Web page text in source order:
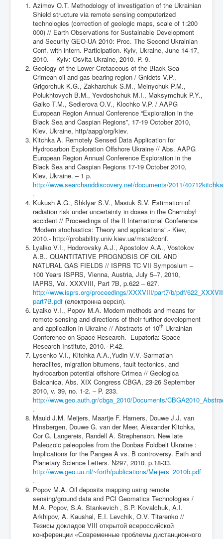
Azimov O.T. Methodology of investigation of the Ukrainian
Shield structure via remote sensing computerized
technologies (correction of geologic maps, scale of 1:200
000) // Earth Observations for Sustainable Development
and Security GEO-UA 2010: Proc. The Second Ukrainian
Conf. with intern. Participation. Kyiv, Ukraine, June 14-17,
2010. – Kyiv: Osvita Ukraine, 2010. P. 9.
Geology of the Lower Cretaceous of the Black Sea-
Crimean oil and gas bearing region / Gnidets V.P.,
Grigorchuk K.G., Zakharchuk S.M., Melnychuk P.M.,
Polukhtovych B.M., Yevdoshchuk M.I., Maksymchuk P.Y.,
Galko T.M., Sedlerova O.V., Klochko V.P. / AAPG
European Region Annual Conference “Exploration in the
Black Sea and Caspian Regions”, 17-19 October 2010,
Kiev, Ukraine, http/aapg/org/kiev.
Kitchka A. Remotely Sensed Data Application for
Hydrocarbon Exploration Offshore Ukraine // Abs. AAPG
European Region Annual Conference Exploration in the
Black Sea and Caspian Regions 17-19 October 2010,
Kiev, Ukraine. – 1 p.
http://www.searchanddiscovery.net/documents/2011/
.
Kukush A.G., Shklyar S.V., Masiuk S.V. Estimation of
radiation risk under uncertainty in doses in the Chernobyl
accident // Proceedings of the II International Conference
“Modern stochastics: Theory and applications”.- Kiev,
2010.- http://probability.univ.kiev.ua/msta2conf.
Lyalko V.I., Hodorovsky А.J., Аpostolov А.А., Vostokov
А.B.. QUANTITATIVE PROGNOSIS OF OIL AND
NATURAL GAS FIELDS // ISPRS TC VII Symposium –
100 Years ISPRS, Vienna, Austria, July 5–7, 2010,
IAPRS, Vol. XXXVIII, Part 7B, p.622 – 627.
http://www.isprs.org/proceedings/XXXVIII/part7/b/pdf/
part7B.pdf (електронна версія).
Lyalko V.I., Popov M.A. Modern methods and means for
remote sensing and directions of their further development
and application in Ukraine // Abstracts of 10th Ukrainian
Conference on Space Research.- Eupatoria: Space
Research Institute, 2010.- P.42.
Lysenko V.I., Kitchka A.A.,Yudin V.V. Sarmatian
heraclites, migration bitumens, fault tectonics, and
hydrocarbon potential offshore Crimea // Geologica
Balcanica, Abs. XIX Congress CBGA, 23-26 September
2010, v. 39, no. 1-2. – P. 233.
http://www.geo.auth.gr/cbga_2010/Documents/
.
Mauld J.M. Meijers, Maartje F. Hamers, Douwe J.J. van
Hinsbergen, Douwe G. van der Meer, Alexander Kitchka,
Cor G. Langereis, Randell A. Strephenson. New late
Paleozoic paleopoles from the Donbas Foldbelt Ukraine :
Implications for the Pangea A vs. B controversy. Eath and
Planetary Science Letters. N297, 2010. p.18-33.
http://www.geo.uu.nl/~forth/publications/Meijers_2010b.pdf
.
Popov M.A. Oil deposits mapping using remote
sensing/ground data and PCI Geomatics Technologies /
M.A. Popov, S.A. Stankevich , S.P. Kovalchuk, A.I.
Arkhipov, A. Kaushal, E.I. Levchik, O.V. Titarenko //
Тезисы докладов VIII открытой всероссийской
конференции «Современные проблемы дистанционного